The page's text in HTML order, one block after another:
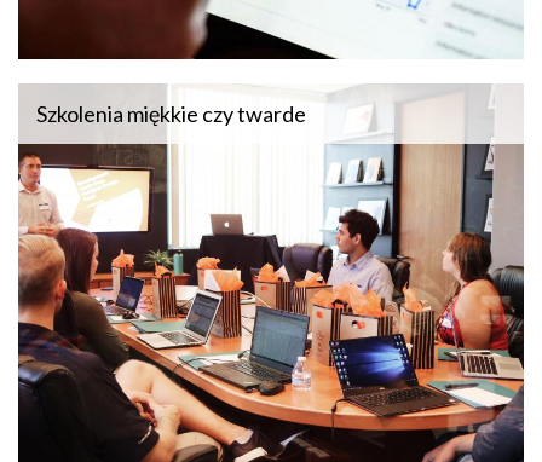
Szkolenia miękkie czy twarde